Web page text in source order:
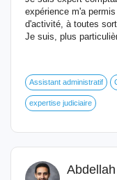
expérience m'a
d'activité, à toutes
Je suis, plus
Assistant administratif
expertise judiciaire